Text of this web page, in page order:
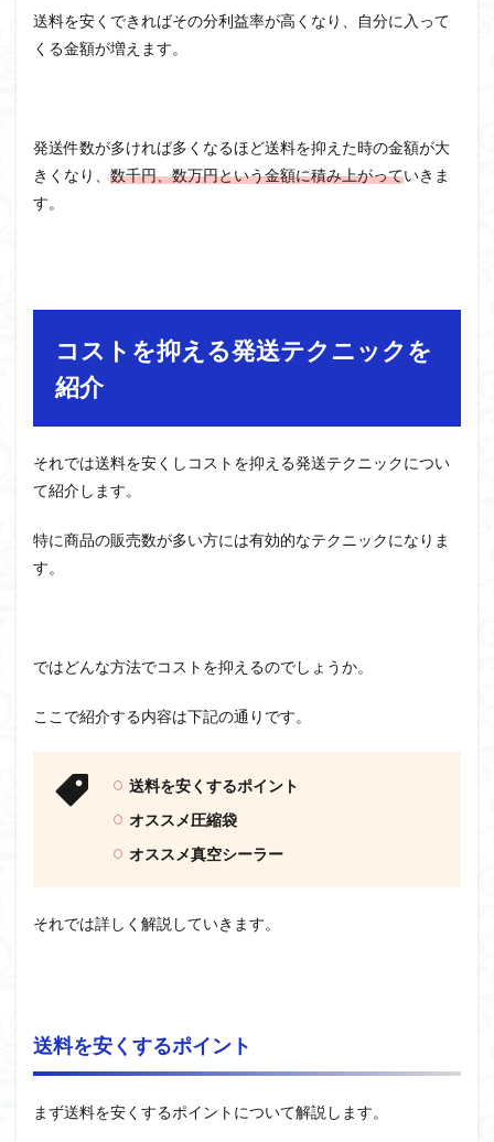
送料を安くできればその分利益率が高くなり、自分に入って
くる金額が増えます。
発送件数が多ければ多くなるほど送料を抑えた時の金額が大
きくなり、 数千円、数万円という金額に積み上がっていきま
す。
コストを抑える発送テクニックを
紹介
それでは送料を安くしコストを抑える発送テクニックについ
て紹介します。
特に商品の販売数が多い方には有効的なテクニックになりま
す。
ではどんな方法でコストを抑えるのでしょうか。
ここで紹介する内容は下記の通りです。
送料を安くするポイント
オススメ圧縮袋
オススメ真空シーラー
それでは詳しく解説していきます。
送料を安くするポイント
まず送料を安くするポイントについて解説します。